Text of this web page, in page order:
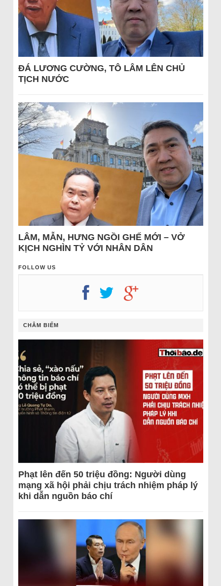
ĐÁ LƯƠNG CƯỜNG, TÔ LÂM LÊN CHỦ
TỊCH NƯỚC
LÂM, MẪN, HƯNG NGỒI GHẾ MỚI – VỞ
KỊCH NGHÌN TỶ VỚI NHÂN DÂN
FOLLOW US
CHÂM BIẾM
Phạt lên đến 50 triệu đồng: Người dùng
mạng xã hội phải chịu trách nhiệm pháp lý
khi dẫn nguồn báo chí